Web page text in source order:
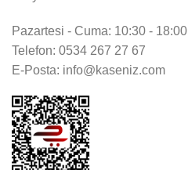
Pazartesi - Cuma: 10:30 - 18:00
Telefon: 0534 267 27 67
E-Posta: info@kaseniz.com